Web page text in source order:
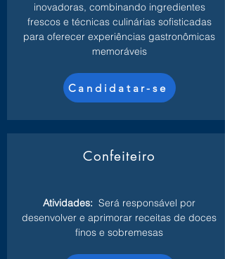
inovadoras, combinando ingredientes
frescos e técnicas culinárias sofisticadas
para oferecer experiências gastronômicas
memoráveis
Candidatar-se
Confeiteiro
Atividades: Será responsável por
desenvolver e aprimorar receitas de doces
finos e sobremesas